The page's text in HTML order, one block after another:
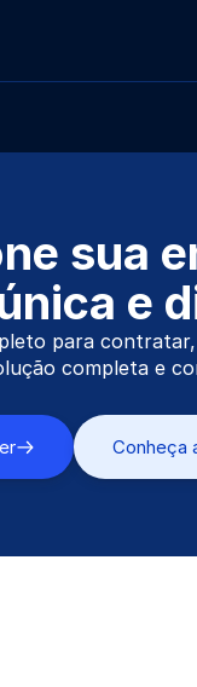
sua
e
para
completa e
Conheça